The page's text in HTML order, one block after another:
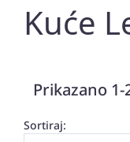
Kuće
Prikazano
Sortiraj: